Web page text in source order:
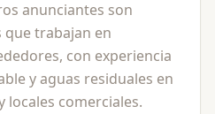
anunciantes son
trabajan en
con experiencia
y aguas residuales en
locales comerciales.